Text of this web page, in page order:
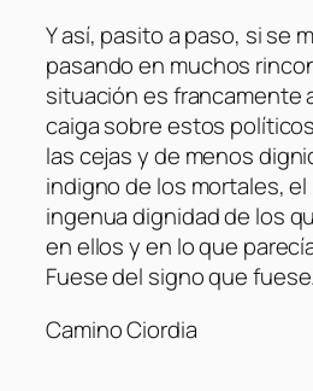
Y así, pasito a paso, si se
pasando en muchos
situación es francamente
caiga sobre estos
las cejas y de menos
indigno de los mortales,
ingenua dignidad de los
en ellos y en lo que
Fuese del signo que fuese.
Camino Ciordia